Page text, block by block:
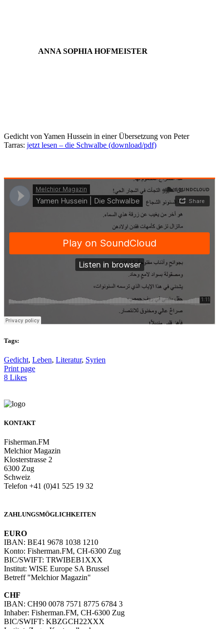
ANNA SOPHIA HOFMEISTER
Gedicht von Yamen Hussein in einer Übersetzung von Peter
Tarras: jetzt lesen – die Schwalbe (download/pdf)
Tags:
Gedicht, Leben, Literatur, Syrien
Print page
8 Likes
KONTAKT
Fisherman.FM
Melchior Magazin
Klosterstrasse 2
6300 Zug
Schweiz
Telefon +41 (0)41 525 19 32
ZAHLUNGSMÖGLICHKEITEN
EURO
IBAN: BE41 9678 1038 1210
Konto: Fisherman.FM, CH-6300 Zug
BIC/SWIFT: TRWIBEB1XXX
Institut: WISE Europe SA Brussel
Betreff "Melchior Magazin"
CHF
IBAN: CH90 0078 7571 8775 6784 3
Inhaber: Fisherman.FM, CH-6300 Zug
BIC/SWIFT: KBZGCH22XXX